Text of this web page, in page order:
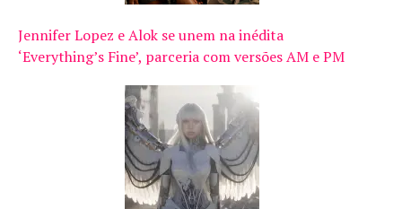
Jennifer Lopez e Alok se unem na inédita
‘Everything’s Fine’, parceria com versões AM e PM